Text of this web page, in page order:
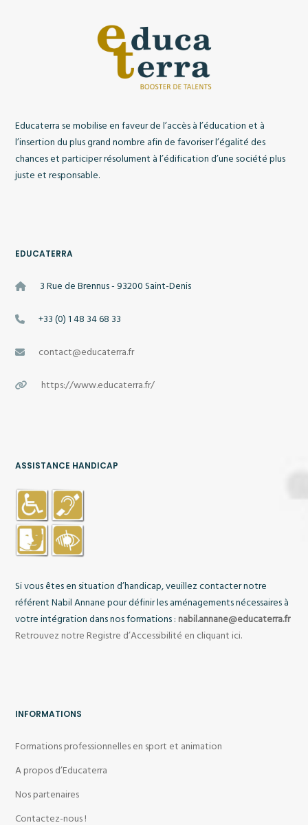
Educaterra se mobilise en faveur de l’accès à l’éducation et à
l’insertion du plus grand nombre afin de favoriser l’égalité des
chances et participer résolument à l’édification d’une société plus
juste et responsable.
EDUCATERRA
3 Rue de Brennus - 93200 Saint-Denis
+33 (0) 1 48 34 68 33
contact@educaterra.fr
https://www.educaterra.fr/
ASSISTANCE HANDICAP
Si vous êtes en situation d’handicap, veuillez contacter notre
référentNabil Annanepour définir les aménagements nécessaires à
votre intégration dans nos formations : nabil.annane@educaterra.fr
Retrouvez notre Registre d’Accessibilité en cliquant ici.
INFORMATIONS
Formations professionnelles en sport et animation
A propos d’Educaterra
Nos partenaires
Contactez-nous !